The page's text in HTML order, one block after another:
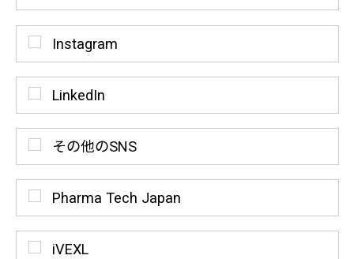
Instagram
LinkedIn
その他のSNS
Pharma Tech Japan
iVEXL